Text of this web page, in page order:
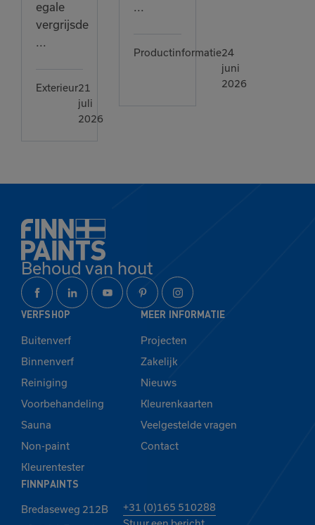
egale
vergrijsde
...
Exterieur21
juli
2026
...
Productinformatie24
juni
2026
Behoud van hout
VERFSHOP
Buitenverf
Binnenverf
Reiniging
Voorbehandeling
Sauna
Non-paint
Kleurentester
MEER INFORMATIE
Projecten
Zakelijk
Nieuws
Kleurenkaarten
Veelgestelde vragen
Contact
FINNPAINTS
Bredaseweg 212B
+31 (0)165 510288